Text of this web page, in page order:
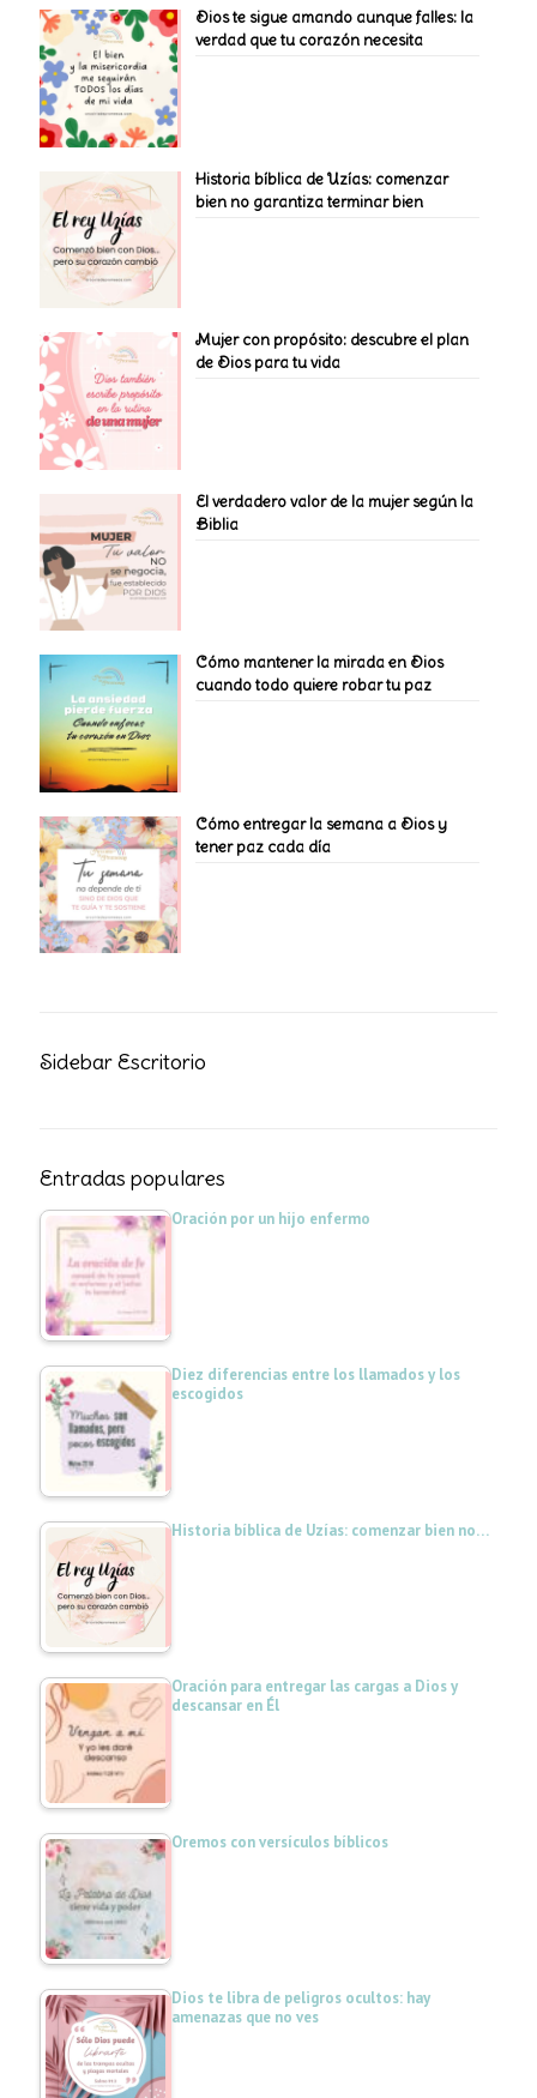
Dios te sigue amando aunque falles: la
verdad que tu corazón necesita
Historia bíblica de Uzías: comenzar
bien no garantiza terminar bien
Mujer con propósito: descubre el plan
de Dios para tu vida
El verdadero valor de la mujer según la
Biblia
Cómo mantener la mirada en Dios
cuando todo quiere robar tu paz
Cómo entregar la semana a Dios y
tener paz cada día
Sidebar Escritorio
Entradas populares
Oración por un hijo enfermo
Diez diferencias entre los llamados y los
escogidos
Historia bíblica de Uzías: comenzar bien no…
Oración para entregar las cargas a Dios y
descansar en Él
Oremos con versículos bíblicos
Dios te libra de peligros ocultos: hay
amenazas que no ves